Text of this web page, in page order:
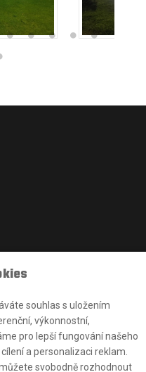
souhlas s uložením
výkonnostní,
pro lepší fungování našeho
a personalizaci reklam.
svobodně rozhodnout